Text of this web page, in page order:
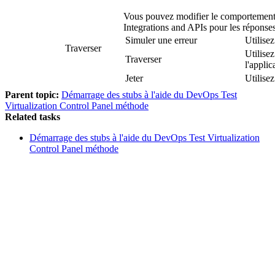
Traverser
Vous pouvez modifier le
Integrations and APIs pour les
Simuler une erreur
Utilisez
Traverser
Utilisez
Jeter
Utilisez
Parent topic: Démarrage des stubs à l'aide du DevOps Test
Virtualization Control Panel méthode
Related tasks
Démarrage des stubs à l'aide du DevOps Test Virtualization
Control Panel méthode